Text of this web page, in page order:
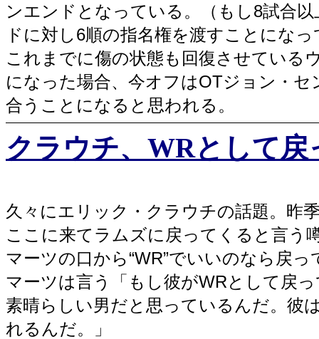
ンエンドとなっている。（もし8試合
ドに対し6順の指名権を渡すことにな
これまでに傷の状態も回復させている
になった場合、今オフはOTジョン・
合うことになると思われる。
クラウチ、WRとして戻
久々にエリック・クラウチの話題。昨
ここに来てラムズに戻ってくると言う
マーツの口から“WR”でいいのなら戻
マーツは言う「もし彼がWRとして戻
素晴らしい男だと思っているんだ。彼
れるんだ。」